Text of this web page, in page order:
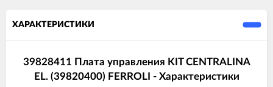
ХАРАКТЕРИСТИКИ
39828411 Плата управления KIT CENTRALINA
EL. (39820400) FERROLI - Характеристики